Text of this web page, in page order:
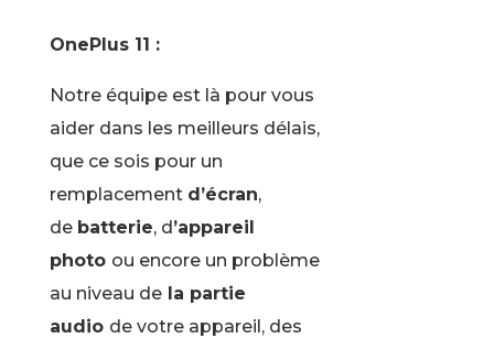
OnePlus 11 :
Notre équipe est là pour vous
aider dans les meilleurs délais,
que ce sois pour un
remplacement d’écran,
de batterie, d’appareil
photo ou encore un problème
au niveau dela partie
audio de votre appareil, des